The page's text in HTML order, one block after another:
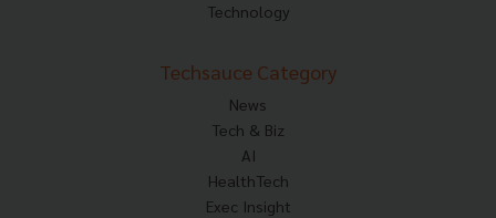
Technology
Techsauce Category
News
Tech & Biz
AI
HealthTech
Exec Insight